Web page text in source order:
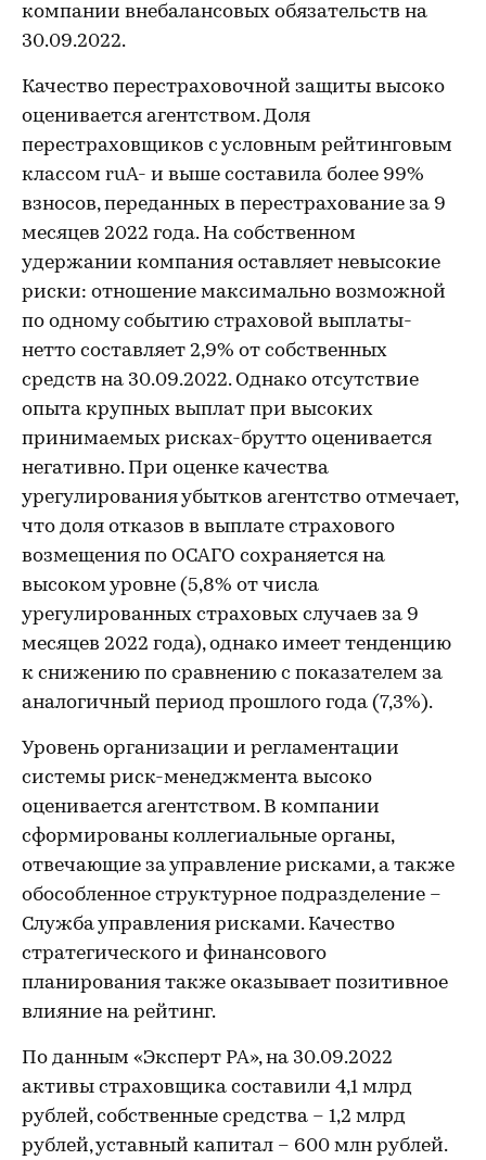
компании внебалансовых обязательств на
30.09.2022.
Качество перестраховочной защиты высоко
оценивается агентством. Доля
перестраховщиков с условным рейтинговым
классом ruA- и выше составила более 99%
взносов, переданных в перестрахование за 9
месяцев 2022 года. На собственном
удержании компания оставляет невысокие
риски: отношение максимально возможной
по одному событию страховой выплаты-
нетто составляет 2,9% от собственных
средств на 30.09.2022. Однако отсутствие
опыта крупных выплат при высоких
принимаемых рисках-брутто оценивается
негативно. При оценке качества
урегулирования убытков агентство отмечает,
что доля отказов в выплате страхового
возмещения по ОСАГО сохраняется на
высоком уровне (5,8% от числа
урегулированных страховых случаев за 9
месяцев 2022 года), однако имеет тенденцию
к снижению по сравнению с показателем за
аналогичный период прошлого года (7,3%).
Уровень организации и регламентации
системы риск-менеджмента высоко
оценивается агентством. В компании
сформированы коллегиальные органы,
отвечающие за управление рисками, а также
обособленное структурное подразделение –
Служба управления рисками. Качество
стратегического и финансового
планирования также оказывает позитивное
влияние на рейтинг.
По данным «Эксперт РА», на 30.09.2022
активы страховщика составили 4,1 млрд
рублей, собственные средства – 1,2 млрд
рублей, уставный капитал – 600 млн рублей.